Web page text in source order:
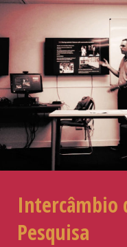
Intercâmbio
Pesquisa